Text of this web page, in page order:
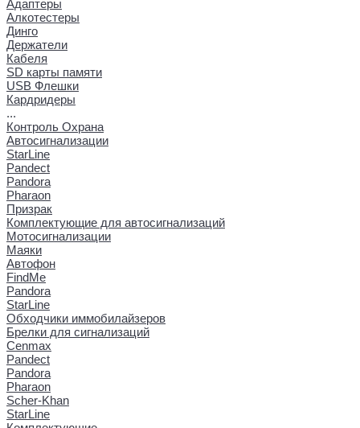
Адаптеры
Алкотестеры
Динго
Держатели
Кабеля
SD карты памяти
USB Флешки
Кардридеры
...
Контроль Охрана
Автосигнализации
StarLine
Pandect
Pandora
Pharaon
Призрак
Комплектующие для автосигнализаций
Мотосигнализации
Маяки
Автофон
FindMe
Pandora
StarLine
Обходчики иммобилайзеров
Брелки для сигнализаций
Cenmax
Pandect
Pandora
Pharaon
Scher-Khan
StarLine